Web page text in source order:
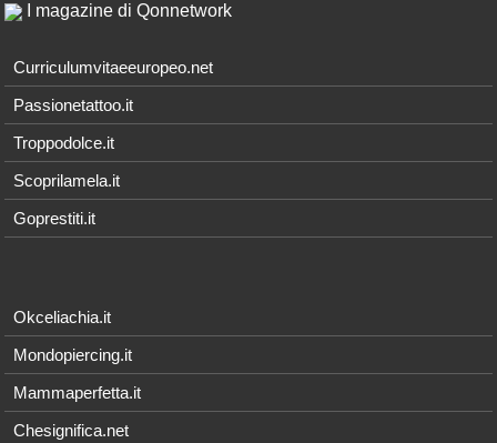
I magazine di Qonnetwork
Curriculumvitaeeuropeo.net
Passionetattoo.it
Troppodolce.it
Scoprilamela.it
Goprestiti.it
Okceliachia.it
Mondopiercing.it
Mammaperfetta.it
Chesignifica.net